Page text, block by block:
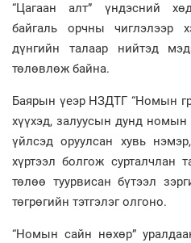
“Цагаан алт” үндэсний
байгаль орчны чиглэлээр
дүнгийн талаар нийтэд
төлөвлөж байна.
Баярын үеэр НЗДТГ “Номын
хүүхэд, залуусын дунд номын
үйлсэд оруулсан хувь
хүртээл болгож сурталчлан
төлөө туурвисан бүтээл
төгрөгийн тэтгэлэг олгоно.
“Номын сайн нөхөр”